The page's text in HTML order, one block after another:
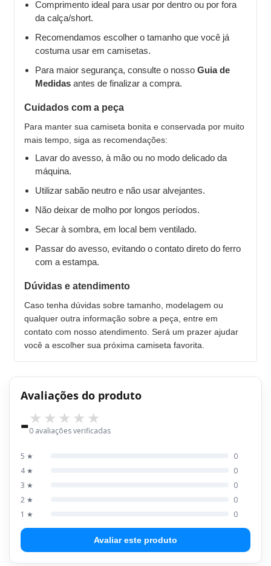
Comprimento ideal para usar por dentro ou por fora
da calça/short.
Recomendamos escolher o tamanho que você já
costuma usar em camisetas.
Para maior segurança, consulte o nosso Guia de
Medidas antes de finalizar a compra.
Cuidados com a peça
Para manter sua camiseta bonita e conservada por muito
mais tempo, siga as recomendações:
Lavar do avesso, à mão ou no modo delicado da
máquina.
Utilizar sabão neutro e não usar alvejantes.
Não deixar de molho por longos períodos.
Secar à sombra, em local bem ventilado.
Passar do avesso, evitando o contato direto do ferro
com a estampa.
Dúvidas e atendimento
Caso tenha dúvidas sobre tamanho, modelagem ou
qualquer outra informação sobre a peça, entre em
contato com nosso atendimento. Será um prazer ajudar
você a escolher sua próxima camiseta favorita.
Avaliações do produto
-0 avaliações verificadas
5 ★
0
4 ★
0
3 ★
0
2 ★
0
1 ★
0
Avaliar este produto